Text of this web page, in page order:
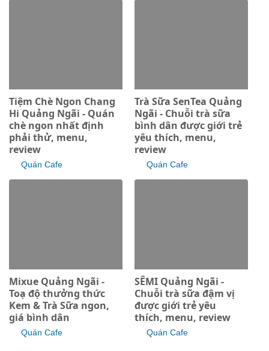
Tiệm Chè Ngon Chang
Hi Quảng Ngãi - Quán
chè ngon nhất định
phải thử, menu,
review
Quán Cafe
Trà Sữa SenTea Quảng
Ngãi - Chuỗi trà sữa
bình dân được giới trẻ
yêu thích, menu,
review
Quán Cafe
Mixue Quảng Ngãi -
Toạ độ thưởng thức
Kem & Trà Sữa ngon,
giá bình dân
Quán Cafe
SÊMI Quảng Ngãi -
Chuỗi trà sữa đậm vị
được giới trẻ yêu
thích, menu, review
Quán Cafe